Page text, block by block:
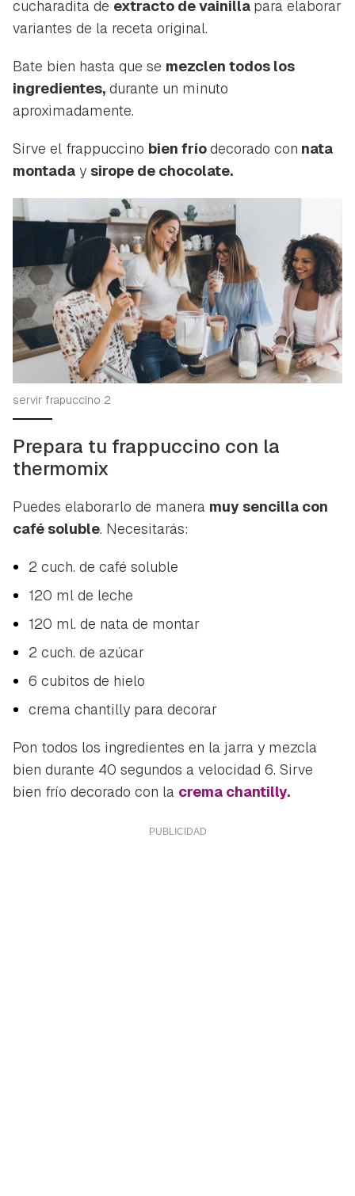
INICIAR SESIÓN
cucharadita de extracto de vainilla para elaborar
variantes de la receta original.
Bate bien hasta que se mezclen todos los
ingredientes, durante un minuto
aproximadamente.
Sirve el frappuccino bien fríodecorado con nata
montada y sirope de chocolate.
servir frapuccino 2
Prepara tu frappuccino con la
thermomix
Puedes elaborarlo de manera muy sencilla con
café soluble. Necesitarás:
2 cuch. de café soluble
120 ml de leche
120 ml. de nata de montar
2 cuch. de azúcar
6 cubitos de hielo
crema chantilly para decorar
Pon todos los ingredientes en la jarra y mezcla
bien durante 40 segundos a velocidad 6. Sirve
bien frío decorado con la crema chantilly.
ACEPTAR